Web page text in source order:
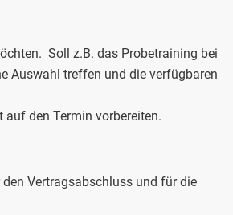
Soll z.B. das Probetraining bei
Auswahl treffen und die verfügbaren
den Termin vorbereiten.
Vertragsabschluss und für die